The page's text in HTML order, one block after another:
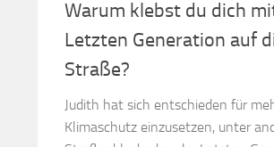
Warum klebst du dich
Letzten Generation auf
Straße?
Judith hat sich entschieden für
Klimaschutz einzusetzen, unter